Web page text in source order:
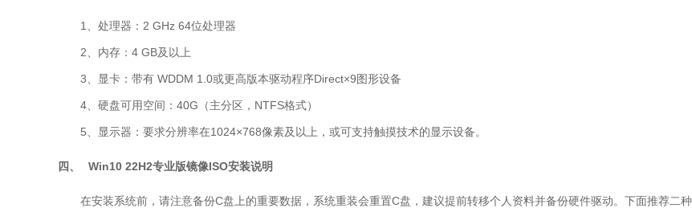
1、处理器：2 GHz 64位处理器
2、内存：4 GB及以上
3、显卡：带有 WDDM 1.0或更高版本驱动程序Direct×9图形设备
4、硬盘可用空间：40G（主分区，NTFS格式）
5、显示器：要求分辨率在1024×768像素及以上，或可支持触摸技术的显示设备。
四、 Win10 22H2专业版镜像ISO安装说明
在安装系统前，请注意备份C盘上的重要数据，系统重装会重置C盘，建议提前转移个人资料并备份硬件驱动。下面推荐二种